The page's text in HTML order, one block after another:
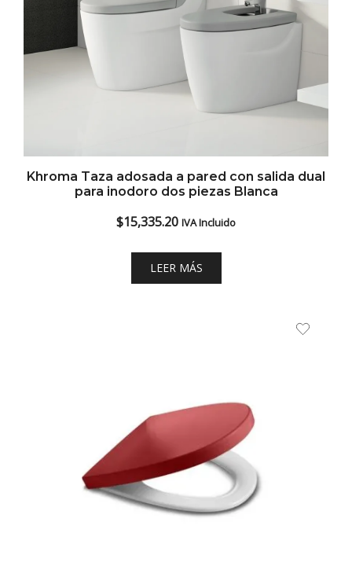
Khroma Taza adosada a pared con salida dual
para inodoro dos piezas Blanca
$15,335.20 IVA Incluido
LEER MÁS